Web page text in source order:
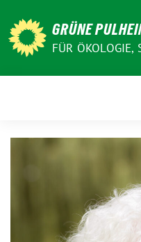
zum
Inhalt
GRÜNE
FÜR ÖKOLOGIE,